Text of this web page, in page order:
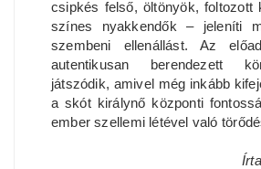
csipkés felső, öltönyök, foltozott
színes nyakkendők – jeleníti
szembeni ellenállást. Az
autentikusan berendezett
játszódik, amivel még inkább
a skót királynő központi
ember szellemi létével való